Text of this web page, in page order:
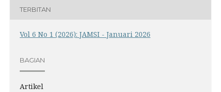
TERBITAN
Vol 6 No 1 (2026): JAMSI - Januari 2026
BAGIAN
Artikel